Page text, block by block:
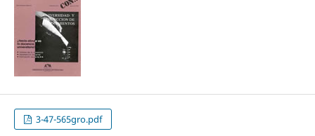
3-47-565gro.pdf